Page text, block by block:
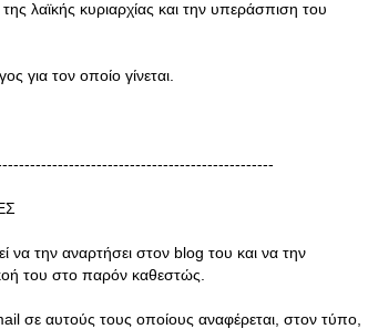
λαϊκής κυριαρχίας και την υπεράσπιση του
για τον οποίο γίνεται.
την αναρτήσει στον blog του και να την
του στο παρόν καθεστώς.
σε αυτούς τους οποίους αναφέρεται, στον τύπο,